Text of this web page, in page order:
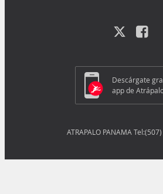
Descárgate
app de
ATRAPALO PANAMA